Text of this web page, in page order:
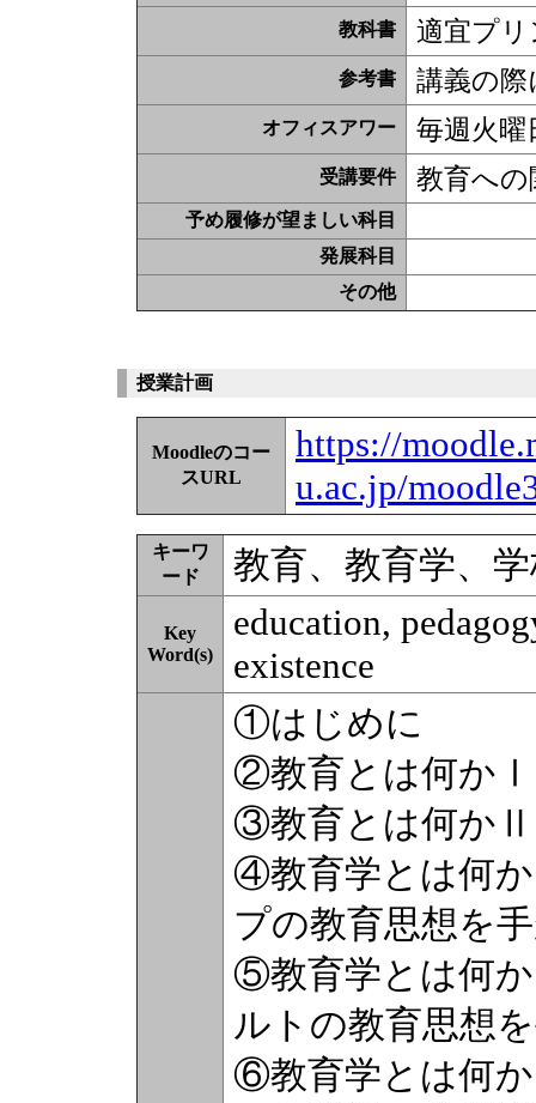
教科書 適宜プ
参考書 講義の
オフィスアワー 毎週火曜
受講要件 教育への
予め履修が望ましい科目
発展科目
その他
授業計画
Moodleのコー
スURL
https://
u.ac.jp/
キーワ
ード
教育、教育学、
Key
Word(s)
education,
existence
①はじめに
②教育とは何か
③教育とは何か
④教育学とは何
プの教育思想を
⑤教育学とは何
ルトの教育思想
⑥教育学とは何